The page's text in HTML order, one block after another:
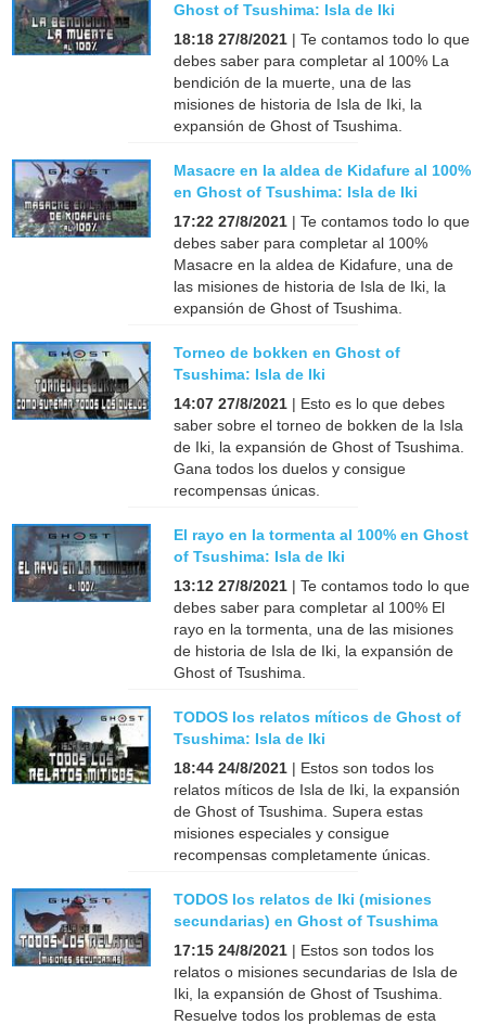
Ghost of Tsushima: Isla de Iki
18:18 27/8/2021 | Te contamos todo lo que
debes saber para completar al 100% La
bendición de la muerte, una de las
misiones de historia de Isla de Iki, la
expansión de Ghost of Tsushima.
Masacre en la aldea de Kidafure al 100%
en Ghost of Tsushima: Isla de Iki
17:22 27/8/2021 | Te contamos todo lo que
debes saber para completar al 100%
Masacre en la aldea de Kidafure, una de
las misiones de historia de Isla de Iki, la
expansión de Ghost of Tsushima.
Torneo de bokken en Ghost of
Tsushima: Isla de Iki
14:07 27/8/2021 | Esto es lo que debes
saber sobre el torneo de bokken de la Isla
de Iki, la expansión de Ghost of Tsushima.
Gana todos los duelos y consigue
recompensas únicas.
El rayo en la tormenta al 100% en Ghost
of Tsushima: Isla de Iki
13:12 27/8/2021 | Te contamos todo lo que
debes saber para completar al 100% El
rayo en la tormenta, una de las misiones
de historia de Isla de Iki, la expansión de
Ghost of Tsushima.
TODOS los relatos míticos de Ghost of
Tsushima: Isla de Iki
18:44 24/8/2021 | Estos son todos los
relatos míticos de Isla de Iki, la expansión
de Ghost of Tsushima. Supera estas
misiones especiales y consigue
recompensas completamente únicas.
TODOS los relatos de Iki (misiones
secundarias) en Ghost of Tsushima
17:15 24/8/2021 | Estos son todos los
relatos o misiones secundarias de Isla de
Iki, la expansión de Ghost of Tsushima.
Resuelve todos los problemas de esta